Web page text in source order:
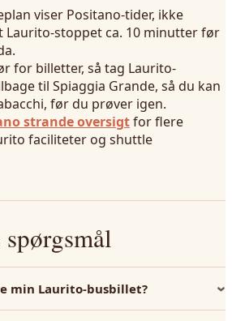
viser Positano-tider, ikke
Laurito-stoppet ca. 10 minutter før
for billetter, så tag Laurito-
til Spiaggia Grande, så du kan
før du prøver igen.
strande oversigtfor flere
faciliteter og shuttle
min Laurito-busbillet?